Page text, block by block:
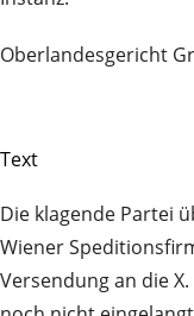
Oberlandesgericht
Text
Die klagende Partei
Wiener
Versendung an die